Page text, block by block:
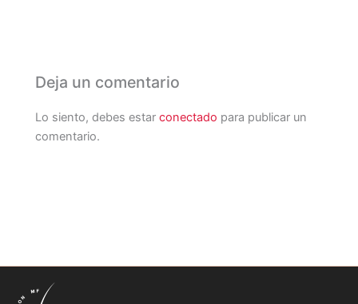
Deja un comentario
Lo siento, debes estarconectado para publicar un
comentario.